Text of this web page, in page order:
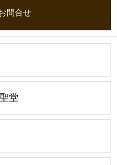
問合せ
堂